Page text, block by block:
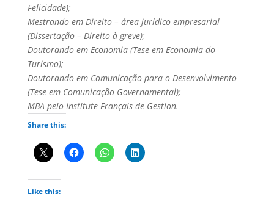
Felicidade);
Mestrando em Direito – área jurídico empresarial
(Dissertação – Direito à greve);
Doutorando em Economia (Tese em Economia do
Turismo);
Doutorando em Comunicação para o Desenvolvimento
(Tese em Comunicação Governamental);
MBA pelo Institute Français de Gestion.
Share this:
Like this: